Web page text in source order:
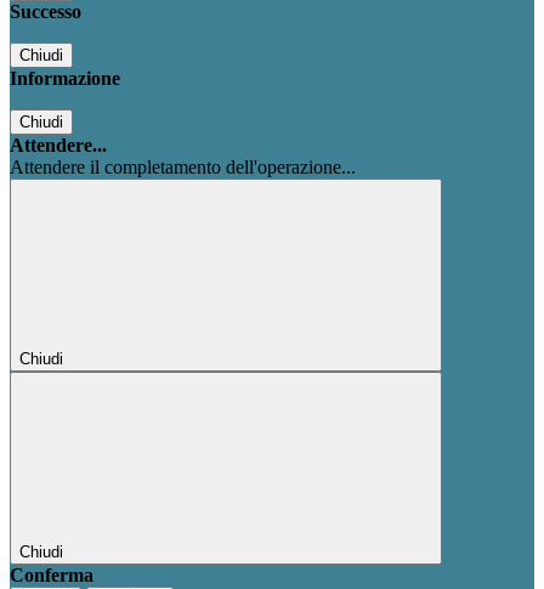
Successo
Chiudi
Informazione
Chiudi
Attendere...
Attendere il completamento dell'operazione...
Chiudi
Chiudi
Conferma